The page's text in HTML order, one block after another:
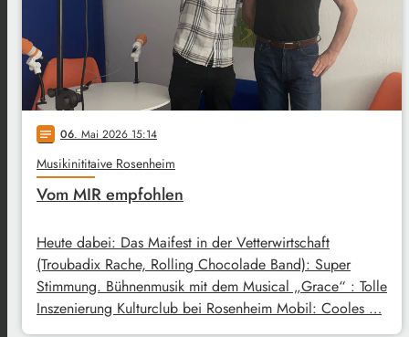
notes 06. Mai 2026 15:14
Musikinititaive Rosenheim
Vom MIR empfohlen
Heute dabei: Das Maifest in der Vetterwirtschaft
(Troubadix Rache, Rolling Chocolade Band): Super
Stimmung. Bühnenmusik mit dem Musical „Grace“ : Tolle
Inszenierung Kulturclub bei Rosenheim Mobil: Cooles …